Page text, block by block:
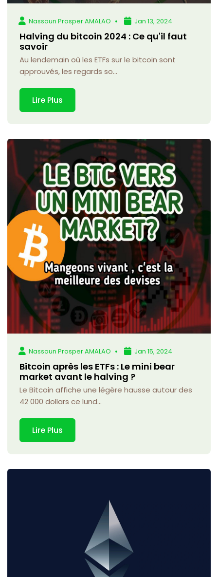
Nassoun Prosper AMALAO Jan 13, 2024
Halving du bitcoin 2024 : Ce qu'il faut
savoir
Au lendemain où les ETFs sur le bitcoin sont
approuvés, les regards so...
Lire Plus
Nassoun Prosper AMALAO Jan 15, 2024
Bitcoin après les ETFs : Le mini bear
market avant le halving ?
Le Bitcoin affiche une légère hausse autour des
42 000 dollars ce lund...
Lire Plus